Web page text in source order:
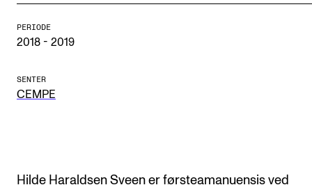
CREMAH
NordART
Publikasjoner
Internasjonal strategi
PERIODE
2018 - 2019
SENTER
CEMPE
Hilde Haraldsen Sveen er førsteamanuensis ved